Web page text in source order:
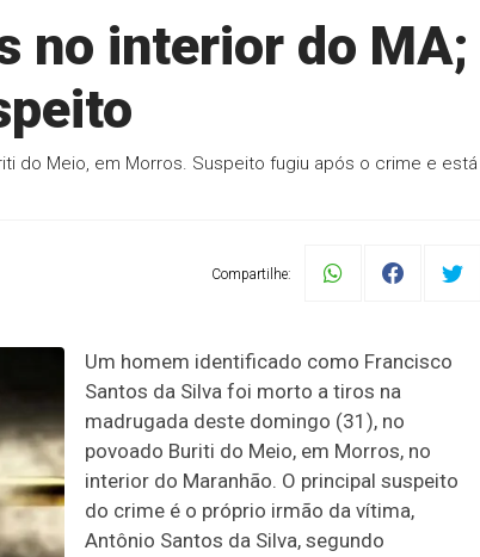
no interior do MA;
do Meio, em Morros. Suspeito fugiu após o crime e está
Compartilhe:
Um homem identificado como Francisco
Santos da Silva foi morto a tiros na
madrugada deste domingo (31), no
povoado Buriti do Meio, em Morros, no
interior do Maranhão. O principal suspeito
do crime é o próprio irmão da vítima,
Antônio Santos da Silva, segundo